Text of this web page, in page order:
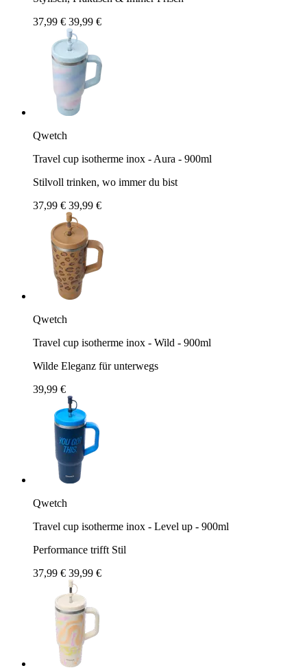
37,99 € 39,99 €
Qwetch
Travel cup isotherme inox - Aura - 900ml
Stilvoll trinken, wo immer du bist
37,99 € 39,99 €
Qwetch
Travel cup isotherme inox - Wild - 900ml
Wilde Eleganz für unterwegs
39,99 €
Qwetch
Travel cup isotherme inox - Level up - 900ml
Performance trifft Stil
37,99 € 39,99 €